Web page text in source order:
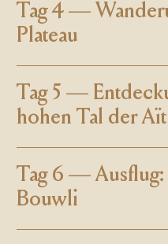
Tag 4 —
Plateau
Tag 5 —
hohen Tal der
Tag 6 —
Bouwli